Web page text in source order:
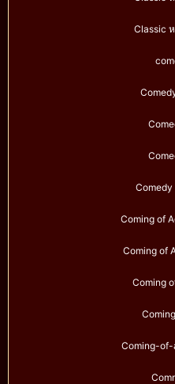
Classic
Coming of
Coming of
Coming
Coming-